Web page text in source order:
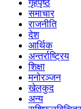
गृहपृष्ठ
समाचार
राजनीति
देश
आर्थिक
अन्तर्राष्ट्रिय
शिक्षा
मनोरञ्जन
खेलकुद
अन्य